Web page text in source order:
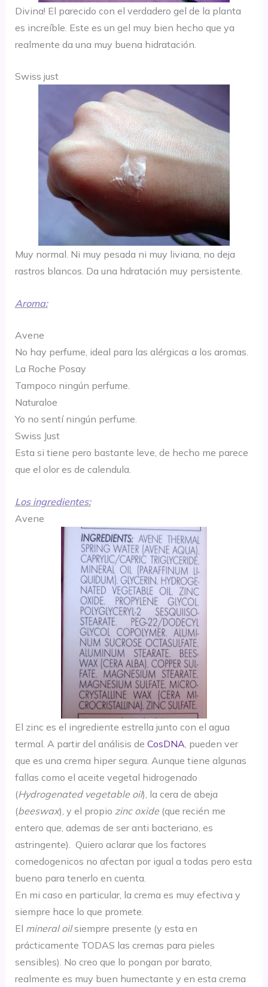
Divina! El parecido con el verdadero gel de la planta
es increíble. Este es un gel muy bien hecho que ya
realmente da una muy buena hidratación.
Swiss just
Muy normal. Ni muy pesada ni muy liviana, no deja
rastros blancos. Da una hdratación muy persistente.
Aroma:
Avene
No hay perfume, ideal para las alérgicas a los aromas.
La Roche Posay
Tampoco ningún perfume.
Naturaloe
Yo no sentí ningún perfume.
Swiss Just
Esta si tiene pero bastante leve, de hecho me parece
que el olor es de calendula.
Los ingredientes:
Avene
El zinc es el ingrediente estrella junto con el agua
termal. A partir del análisis de CosDNA, pueden ver
que es una crema hiper segura. Aunque tiene algunas
fallas como el aceite vegetal hidrogenado
(Hydrogenated vegetable oil), la cera de abeja
(beeswax), y el propio zinc oxide (que recién me
entero que, ademas de ser anti bacteriano, es
astringente). Quiero aclarar que los factores
comedogenicos no afectan por igual a todas pero esta
bueno para tenerlo en cuenta.
En mi caso en particular, la crema es muy efectiva y
siempre hace lo que promete.
El mineral oilsiempre presente (y esta en
prácticamente TODAS las cremas para pieles
sensibles). No creo que lo pongan por barato,
realmente es muy buen humectante y en esta crema